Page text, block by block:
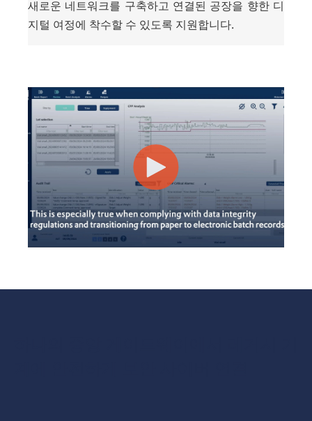
새로운 네트워크를 구축하고 연결된 공장을 향한 디
지털 여정에 착수할 수 있도록 지원합니다.